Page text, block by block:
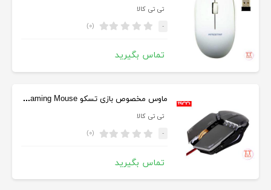
تی تی کالا
- (۰)
تماس بگیرید
ماوس مخصوص بازی تسکو TM 2020 GA TSCO TM 2020 GA Gaming Mouse
تی تی کالا
- (۰)
تماس بگیرید